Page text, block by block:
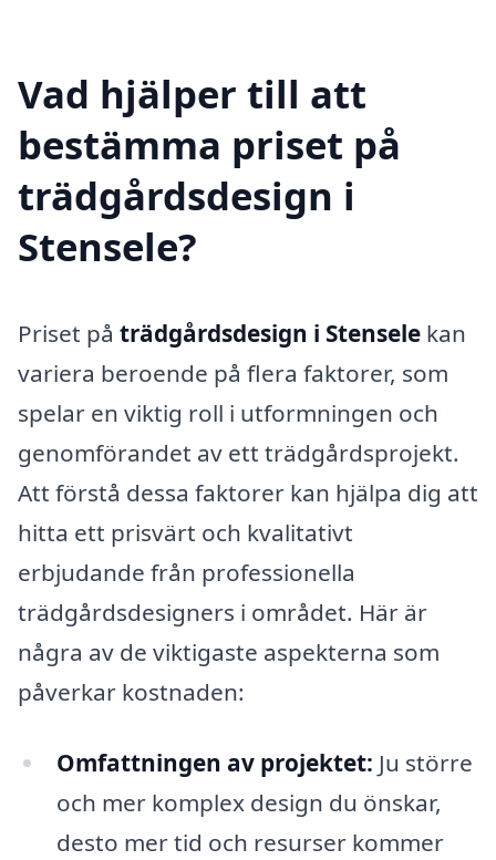
Vad hjälper till att
bestämma priset på
trädgårdsdesign i
Stensele?
Priset på trädgårdsdesign i Stensele kan
variera beroende på flera faktorer, som
spelar en viktig roll i utformningen och
genomförandet av ett trädgårdsprojekt.
Att förstå dessa faktorer kan hjälpa dig att
hitta ett prisvärt och kvalitativt
erbjudande från professionella
trädgårdsdesigners i området. Här är
några av de viktigaste aspekterna som
påverkar kostnaden:
Omfattningen av projektet: Ju större
och mer komplex design du önskar,
desto mer tid och resurser kommer